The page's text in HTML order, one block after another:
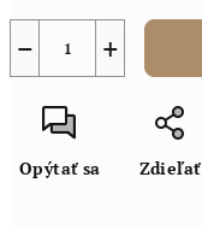
+
−
Opýtať sa Zdieľať